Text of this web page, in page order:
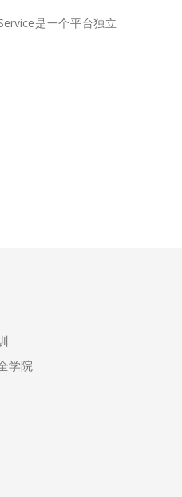
是一个平台独立
学院